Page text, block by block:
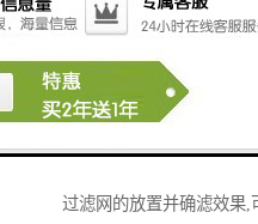
浇道与内浇道的分型处,
放置在直浇道下方的分型
用,采用将过滤网设置在直
过滤网的放置并确滤效果,